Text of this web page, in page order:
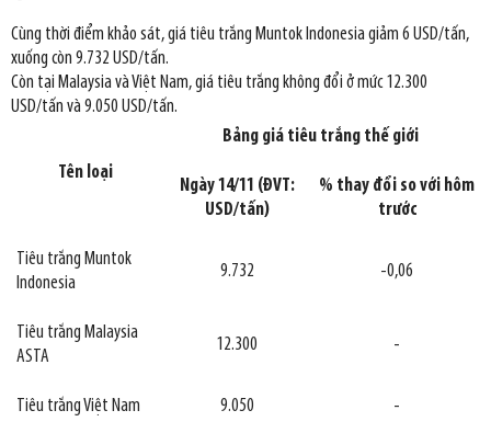
Cùng thời điểm khảo sát, giá tiêu trắng Muntok Indonesia giảm 6 USD/tấn,
xuống còn 9.732 USD/tấn.
Còn tại Malaysia và Việt Nam, giá tiêu trắng không đổi ở mức 12.300
USD/tấn và 9.050 USD/tấn.
Tên loại
Bảng giá tiêu trắng thế giới
Ngày 14/11 (ĐVT:
USD/tấn)
% thay đổi so với hôm
trước
Tiêu trắng Muntok
Indonesia
9.732 -0,06
Tiêu trắng Malaysia
ASTA
12.300 -
Tiêu trắng Việt Nam 9.050 -